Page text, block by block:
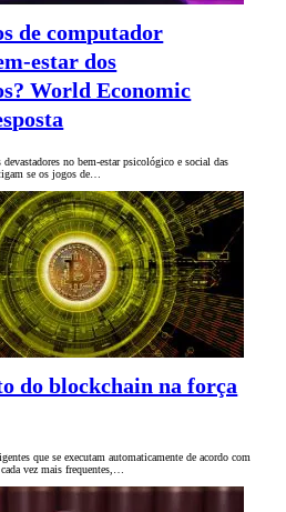
de computador
estar dos
World Economic
no bem-estar psicológico e social das
se os jogos de…
do blockchain na força
que se executam automaticamente de acordo com
vez mais frequentes,…